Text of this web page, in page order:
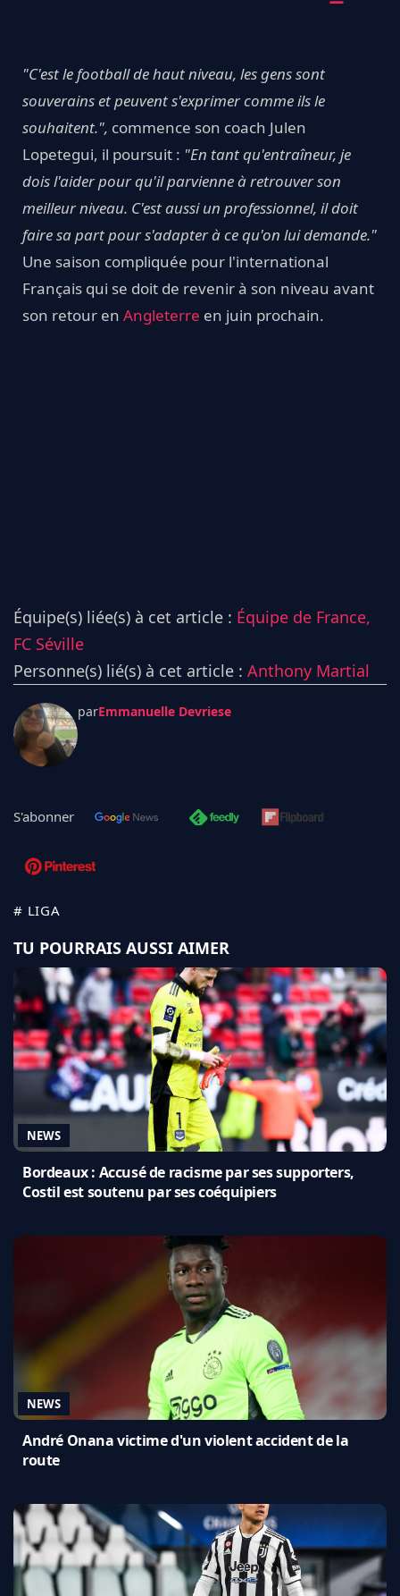
"C'est le football de haut niveau, les gens sont
souverains et peuvent s'exprimer comme ils le
souhaitent.", commence son coach Julen
Lopetegui, il poursuit : "En tant qu'entraîneur, je
dois l'aider pour qu'il parvienne à retrouver son
meilleur niveau. C'est aussi un professionnel, il doit
faire sa part pour s'adapter à ce qu'on lui demande."
Une saison compliquée pour l'international
Français qui se doit de revenir à son niveau avant
son retour en Angleterre en juin prochain.
Équipe(s) liée(s) à cet article : Équipe de France,
FC Séville
Personne(s) lié(s) à cet article : Anthony Martial
parEmmanuelle Devriese
S'abonner
# LIGA
TU POURRAIS AUSSI AIMER
NEWS
Bordeaux : Accusé de racisme par ses supporters,
Costil est soutenu par ses coéquipiers
NEWS
André Onana victime d'un violent accident de la
route